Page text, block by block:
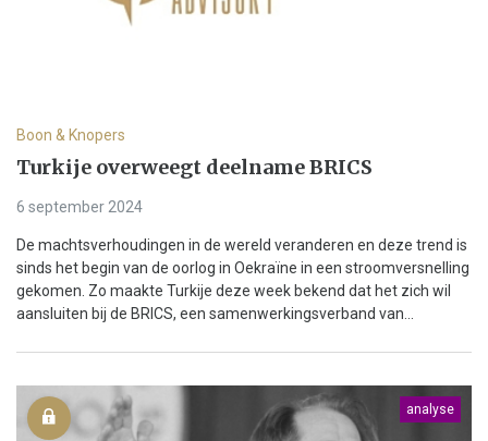
Boon & Knopers
Turkije overweegt deelname BRICS
6 september 2024
De machtsverhoudingen in de wereld veranderen en deze trend is
sinds het begin van de oorlog in Oekraïne in een stroomversnelling
gekomen. Zo maakte Turkije deze week bekend dat het zich wil
aansluiten bij de BRICS, een samenwerkingsverband van...
analyse